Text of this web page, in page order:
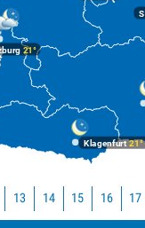
Klagenfurt21°
21°
13 14 15 16 17